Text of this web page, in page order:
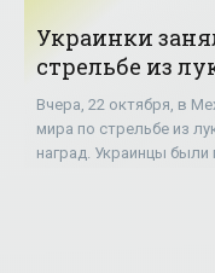
Украинки
стрельбе из
- «Стрельба»
Вчера, 22 октября, в
мира по стрельбе из
наград. Украинцы